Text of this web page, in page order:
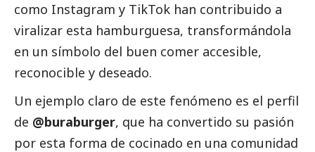
como Instagram y TikTok han contribuido a
viralizar esta hamburguesa, transformándola
en un símbolo del buen comer accesible,
reconocible y deseado.
Un ejemplo claro de este fenómeno es el perfil
de @buraburger, que ha convertido su pasión
por esta forma de cocinado en una comunidad